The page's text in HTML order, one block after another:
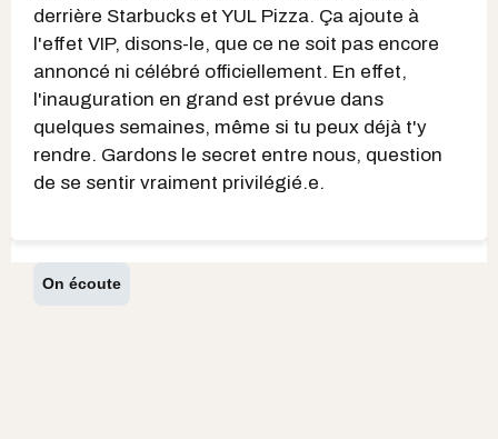
derrière Starbucks et YUL Pizza. Ça ajoute à
l'effet VIP, disons-le, que ce ne soit pas encore
annoncé ni célébré officiellement. En effet,
l'inauguration en grand est prévue dans
quelques semaines, même si tu peux déjà t'y
rendre. Gardons le secret entre nous, question
de se sentir vraiment privilégié.e.
On écoute